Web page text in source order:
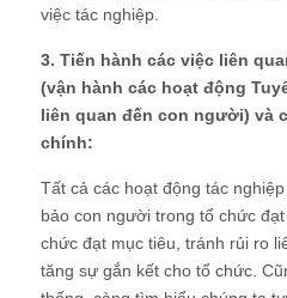
việc tác nghiệp.
3. Tiến hành các việc liên
(vận hành các hoạt động
liên quan đến con người) và
chính:
Tất cả các hoạt động tác
bảo con người trong tổ chức
chức đạt mục tiêu, tránh rủi ro
tăng sự gắn kết cho tổ chức.